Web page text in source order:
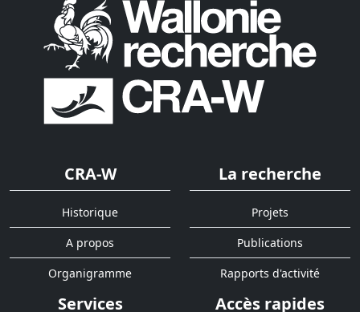
CRA-W
Historique
A propos
Organigramme
La recherche
Projets
Publications
Rapports d'activité
Services Accès rapides